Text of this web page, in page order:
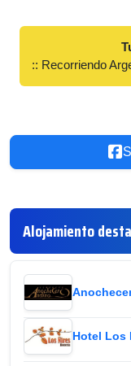
:: Recorriendo
Alojamiento
Hotel Los